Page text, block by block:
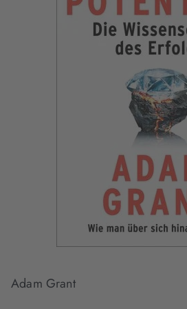
Adam Grant